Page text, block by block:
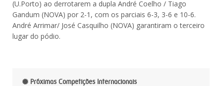
(U.Porto) ao derrotarem a dupla André Coelho / Tiago
Gandum (NOVA) por 2-1, com os parciais 6-3, 3-6 e 10-6.
André Arrimar/ José Casquilho (NOVA) garantiram o terceiro
lugar do pódio.
Próximas Competições Internacionais